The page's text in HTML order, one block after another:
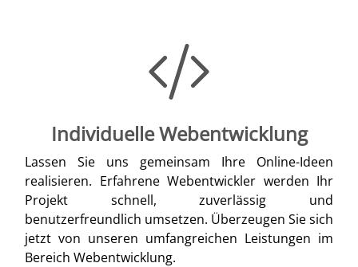
Individuelle Webentwicklung
Lassen Sie uns gemeinsam Ihre Online-Ideen
realisieren. Erfahrene Webentwickler werden Ihr
Projekt schnell, zuverlässig und
benutzerfreundlich umsetzen. Überzeugen Sie sich
jetzt von unseren umfangreichen Leistungen im
Bereich Webentwicklung.